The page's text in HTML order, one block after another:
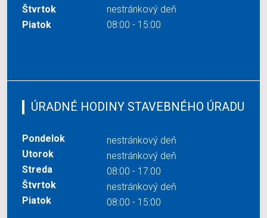
Štvrtok
nestránkový deň
Piatok
08:00 - 15:00
ÚRADNÉ HODINY STAVEBNÉHO ÚRADU
Pondelok
nestránkový deň
Utorok
nestránkový deň
Streda
08:00 - 17:00
Štvrtok
nestránkový deň
Piatok
08:00 - 15:00